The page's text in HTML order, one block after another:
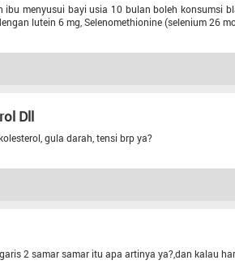
ibu menyusui bayi usia 10 bulan boleh konsumsi
lutein 6 mg, Selenomethionine (selenium 26
Dll
gula darah, tensi brp ya?
2 samar samar itu apa artinya ya?,dan kalau